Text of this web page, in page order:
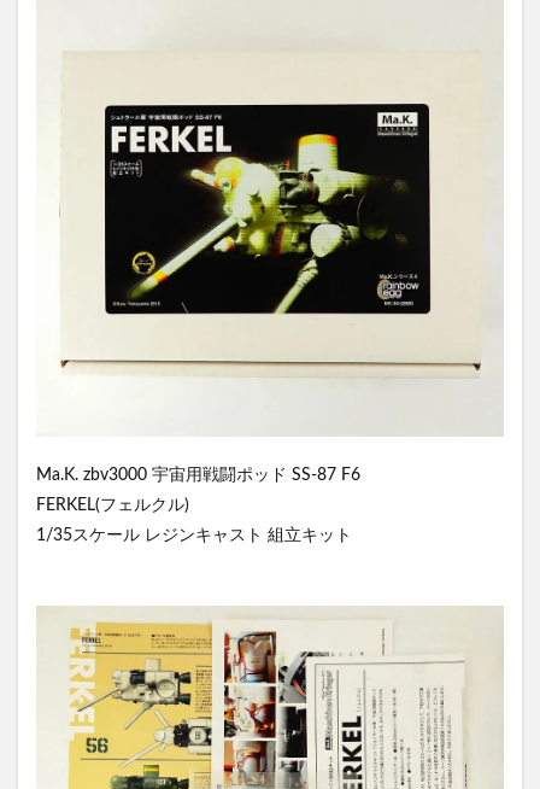
Ma.K. zbv3000 宇宙用戦闘ポッド SS-87 F6
FERKEL(フェルクル)
1/35スケール レジンキャスト 組立キット